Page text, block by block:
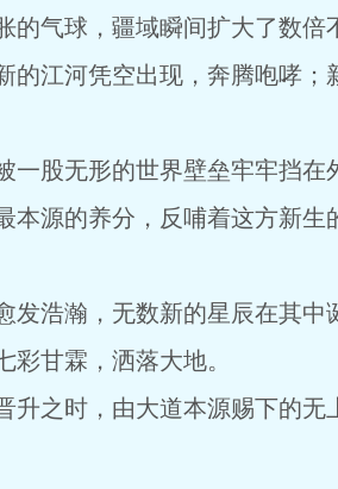
气球，疆域瞬间扩大了数倍
的江河凭空出现，奔腾咆哮
一股无形的世界壁垒牢牢挡在
源的养分，反哺着这方新生
浩瀚，无数新的星辰在其中
甘霖，洒落大地。
之时，由大道本源赐下的无